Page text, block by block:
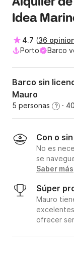
Idea
4.7 (36
Porto
Barco
Barco sin
Mauro
5 personas ? ·
Con o
No es
se
Saber más
Súper
Mauro
ofrecer